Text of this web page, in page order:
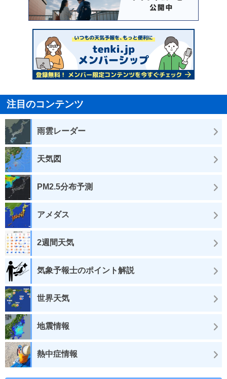
注目のコンテンツ
雨雲レーダー
天気図
PM2.5分布予測
アメダス
2週間天気
気象予報士のポイント解説
世界天気
地震情報
熱中症情報